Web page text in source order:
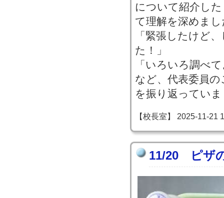
について紹介し
て理解を深めまし
「緊張したけど
た！」
「いろいろ調べ
など、代表委員
を振り返ってい
【校長室】 2025-11-21
11/20 ピザ